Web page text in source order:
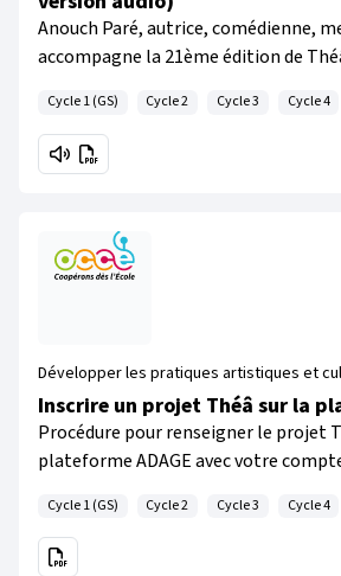
Anouch Paré, autrice, comédienne,
accompagne la 21ème édition de
Cycle 1 (GS) Cycle 2 Cycle 3 Cycle 4
Développer les pratiques artistiques et
Inscrire un projet Théâ sur la
Procédure pour renseigner le projet
plateforme ADAGE avec votre
Cycle 1 (GS) Cycle 2 Cycle 3 Cycle 4